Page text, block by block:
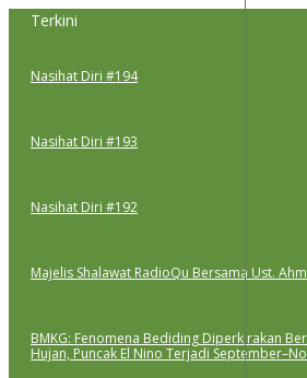
Lewati
Terkini
Nasihat Diri #194
Nasihat Diri #193
Nasihat Diri #192
Majelis Shalawat RadioQu Bersama Ust.
BMKG: Fenomena Bediding Diperkirakan
Hujan, Puncak El Nino Terjadi